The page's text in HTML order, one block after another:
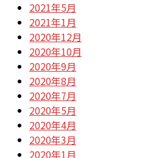
2021年5月
2021年1月
2020年12月
2020年10月
2020年9月
2020年8月
2020年7月
2020年5月
2020年4月
2020年3月
2020年1月